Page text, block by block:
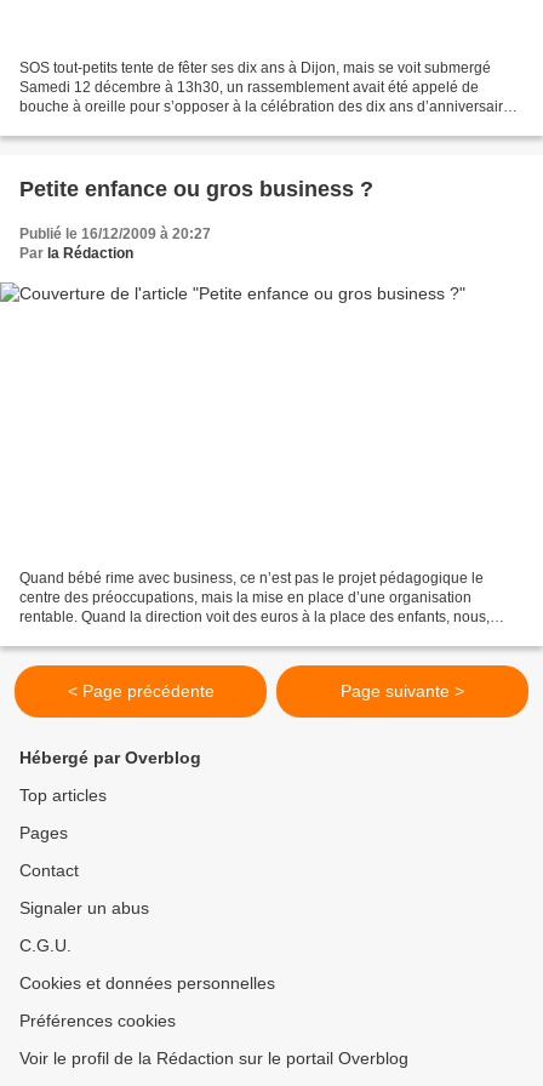
SOS tout-petits tente de fêter ses dix ans à Dijon, mais se voit submergé
Samedi 12 décembre à 13h30, un rassemblement avait été appelé de
bouche à oreille pour s’opposer à la célébration des dix ans d’anniversaires
Petite enfance ou gros business ?
Publié le 16/12/2009 à 20:27
Par la Rédaction
Quand bébé rime avec business, ce n’est pas le projet pédagogique le
centre des préoccupations, mais la mise en place d’une organisation
rentable. Quand la direction voit des euros à la place des enfants, nous,
< Page précédente Page suivante >
Hébergé par Overblog
Top articles
Pages
Contact
Signaler un abus
C.G.U.
Cookies et données personnelles
Préférences cookies
Voir le profil de la Rédaction sur le portail Overblog